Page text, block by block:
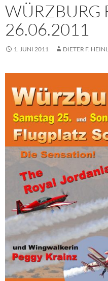
WÜRZBURG
26.06.2011
1. JUNI 2011 DIETER F.